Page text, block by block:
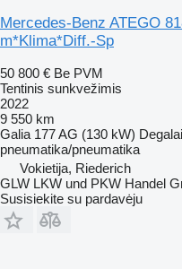
Mercedes-Benz ATEGO
m*Klima*Diff.-Sp
50 800 € Be PVM
Tentinis sunkvežimis
2022
9 550 km
Galia 177 AG (130 kW) Degalai
pneumatika/pneumatika
Vokietija, Riederich
GLW LKW und PKW Handel
Susisiekite su pardavėju